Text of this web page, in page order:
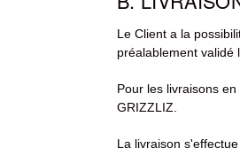
Le Client a la
préalablement validé
Pour les livraisons
GRIZZLIZ.
La livraison